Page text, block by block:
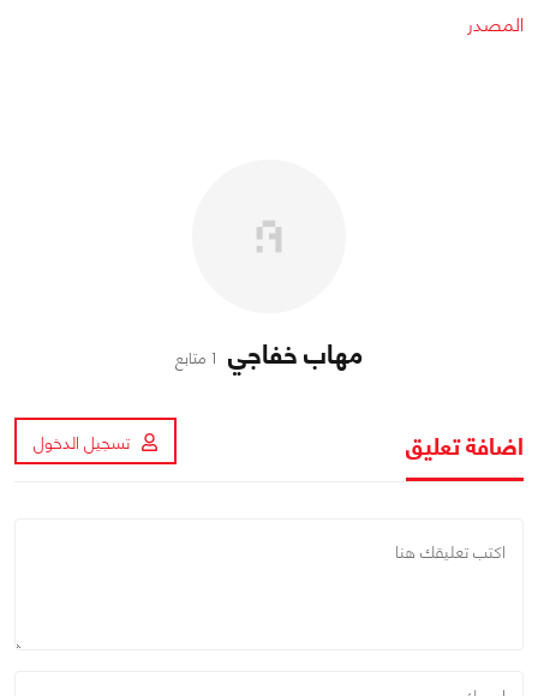
المصدر
مهاب خفاجي 1 متابع
اضافة تعليق تسجيل الدخول